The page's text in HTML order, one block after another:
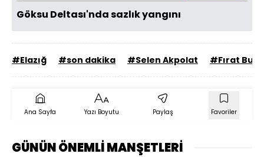
Göksu Deltası'nda sazlık yangını
#Elazığ #son dakika #Selen Akpolat #Fırat
Ana Sayfa Yazı Boyutu Paylaş Favoriler
GÜNÜN ÖNEMLİ MANŞETLERİ